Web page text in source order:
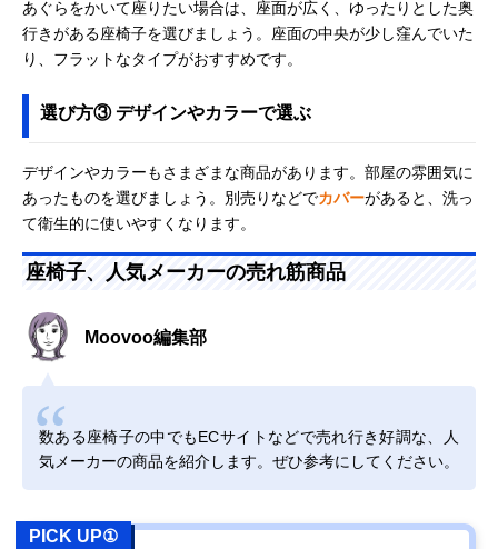
あぐらをかいて座りたい場合は、座面が広く、ゆったりとした奥
行きがある座椅子を選びましょう。座面の中央が少し窪んでいた
り、フラットなタイプがおすすめです。
選び方③ デザインやカラーで選ぶ
デザインやカラーもさまざまな商品があります。部屋の雰囲気に
あったものを選びましょう。別売りなどでカバーがあると、洗っ
て衛生的に使いやすくなります。
座椅子、人気メーカーの売れ筋商品
Moovoo編集部
数ある座椅子の中でもECサイトなどで売れ行き好調な、人
気メーカーの商品を紹介します。ぜひ参考にしてください。
PICK UP①